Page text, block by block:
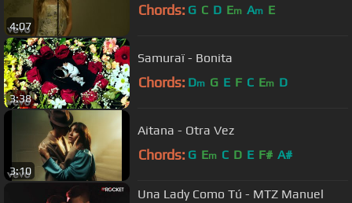
4:07
Chords: G C D Em Am E
3:38
Samuraï - Bonita
Chords: Dm G E F C Em D
3:10
Aitana - Otra Vez
Chords: G Em C D E F# A#
Una Lady Como Tú - MTZ Manuel